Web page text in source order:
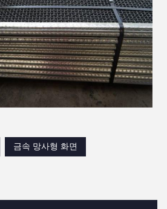
금속 망사형 화면